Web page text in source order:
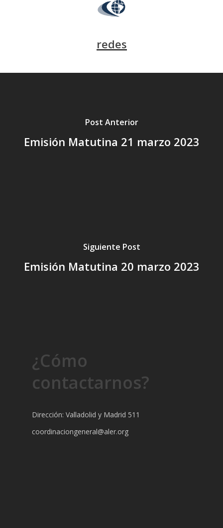
redes
Post Anterior
Emisión Matutina 21 marzo 2023
Siguiente Post
Emisión Matutina 20 marzo 2023
¿Cómo
contactarnos?
Dirección: Valladolid y Madrid 511
coordinaciongeneral@aler.org